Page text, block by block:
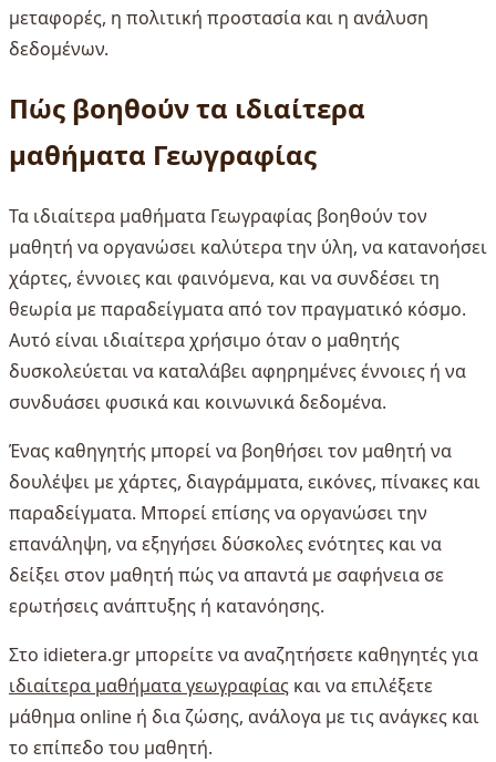
μεταφορές, η πολιτική προστασία και η ανάλυση
δεδομένων.
Πώς βοηθούν τα ιδιαίτερα
μαθήματα Γεωγραφίας
Τα ιδιαίτερα μαθήματα Γεωγραφίας βοηθούν τον
μαθητή να οργανώσει καλύτερα την ύλη, να κατανοήσει
χάρτες, έννοιες και φαινόμενα, και να συνδέσει τη
θεωρία με παραδείγματα από τον πραγματικό κόσμο.
Αυτό είναι ιδιαίτερα χρήσιμο όταν ο μαθητής
δυσκολεύεται να καταλάβει αφηρημένες έννοιες ή να
συνδυάσει φυσικά και κοινωνικά δεδομένα.
Ένας καθηγητής μπορεί να βοηθήσει τον μαθητή να
δουλέψει με χάρτες, διαγράμματα, εικόνες, πίνακες και
παραδείγματα. Μπορεί επίσης να οργανώσει την
επανάληψη, να εξηγήσει δύσκολες ενότητες και να
δείξει στον μαθητή πώς να απαντά με σαφήνεια σε
ερωτήσεις ανάπτυξης ή κατανόησης.
Στο idietera.gr μπορείτε να αναζητήσετε καθηγητές για
ιδιαίτερα μαθήματα γεωγραφίας και να επιλέξετε
μάθημα online ή δια ζώσης, ανάλογα με τις ανάγκες και
το επίπεδο του μαθητή.